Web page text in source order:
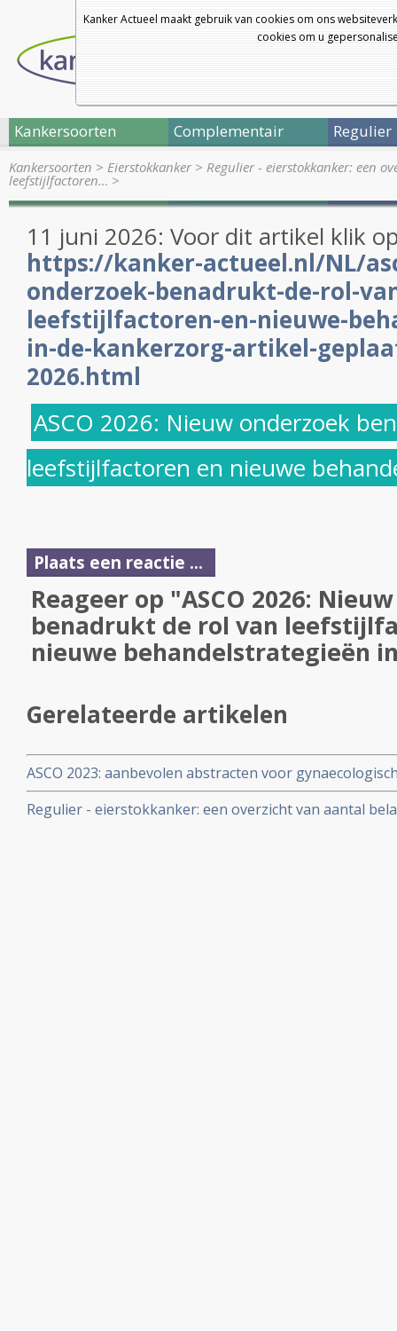
Kanker Actueel maakt gebruik van cookies om ons
cookies om u
Kankersoorten Complementair Regulier
Kankersoorten > Eierstokkanker> Regulier - eierstokkanker: een
leefstijlfactoren… >
11 juni 2026: Voor dit artikel klik
https://kanker-actueel.nl/NL/
onderzoek-benadrukt-de-rol-
leefstijlfactoren-en-nieuwe-
in-de-kankerzorg-artikel-
2026.html
ASCO 2026: Nieuw onderzoek
leefstijlfactoren en nieuwe
Plaats een reactie ...
Reageer op "ASCO 2026:
benadrukt de rol van
nieuwe behandelstrategieën
Gerelateerde artikelen
ASCO 2023: aanbevolen abstracten voor
waaronder baarmoederkanker,
vooraanstaande medisch specialisten copy 1
Regulier - eierstokkanker: een overzicht van aantal